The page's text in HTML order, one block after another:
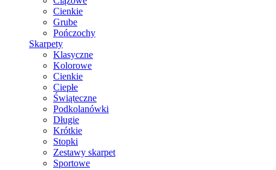
Cienkie
Grube
Pończochy
Skarpety
Klasyczne
Kolorowe
Cienkie
Ciepłe
Świąteczne
Podkolanówki
Długie
Krótkie
Stopki
Zestawy skarpet
Sportowe